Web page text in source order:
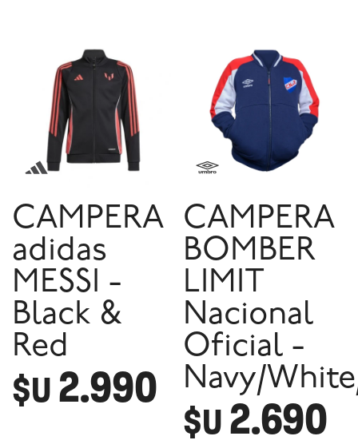
CAMPERA
adidas
MESSI -
Black &
Red
$U2.990
CAMPERA
BOMBER
LIMIT
Nacional
Oficial -
Navy/
$U2.690